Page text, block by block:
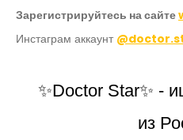
Зарегистрируйтесь на сайте
Инстаграм аккаунт
✨Doctor Star✨ -
из